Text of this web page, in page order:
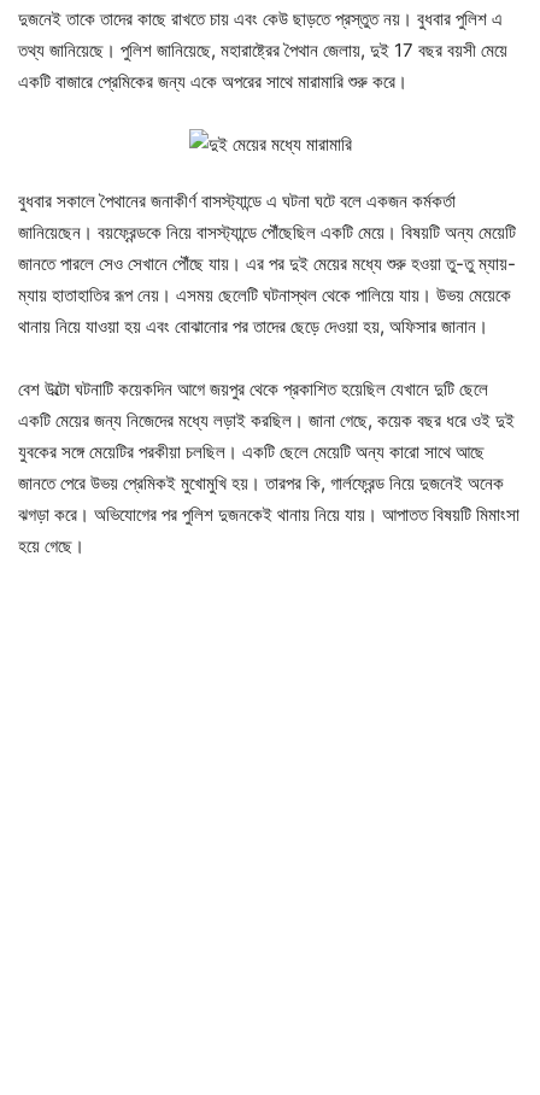
দুজনেই তাকে তাদের কাছে রাখতে চায় এবং কেউ ছাড়তে প্রস্তুত নয়। বুধবার পুলিশ এ
তথ্য জানিয়েছে। পুলিশ জানিয়েছে, মহারাষ্ট্রের পৈথান জেলায়, দুই 17 বছর বয়সী মেয়ে
একটি বাজারে প্রেমিকের জন্য একে অপরের সাথে মারামারি শুরু করে।
বুধবার সকালে পৈথানের জনাকীর্ণ বাসস্ট্যান্ডে এ ঘটনা ঘটে বলে একজন কর্মকর্তা
জানিয়েছেন। বয়ফ্রেন্ডকে নিয়ে বাসস্ট্যান্ডে পৌঁছেছিল একটি মেয়ে। বিষয়টি অন্য মেয়েটি
জানতে পারলে সেও সেখানে পৌঁছে যায়। এর পর দুই মেয়ের মধ্যে শুরু হওয়া তু-তু ম্যায়-
ম্যায় হাতাহাতির রূপ নেয়। এসময় ছেলেটি ঘটনাস্থল থেকে পালিয়ে যায়। উভয় মেয়েকে
থানায় নিয়ে যাওয়া হয় এবং বোঝানোর পর তাদের ছেড়ে দেওয়া হয়, অফিসার জানান।
বেশ উল্টো ঘটনাটি কয়েকদিন আগে জয়পুর থেকে প্রকাশিত হয়েছিল যেখানে দুটি ছেলে
একটি মেয়ের জন্য নিজেদের মধ্যে লড়াই করছিল। জানা গেছে, কয়েক বছর ধরে ওই দুই
যুবকের সঙ্গে মেয়েটির পরকীয়া চলছিল। একটি ছেলে মেয়েটি অন্য কারো সাথে আছে
জানতে পেরে উভয় প্রেমিকই মুখোমুখি হয়। তারপর কি, গার্লফ্রেন্ড নিয়ে দুজনেই অনেক
ঝগড়া করে। অভিযোগের পর পুলিশ দুজনকেই থানায় নিয়ে যায়। আপাতত বিষয়টি মিমাংসা
হয়ে গেছে।